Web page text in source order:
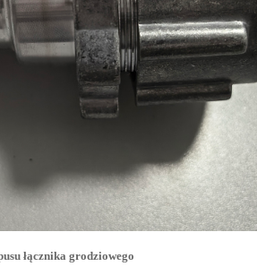
łącznika grodziowego